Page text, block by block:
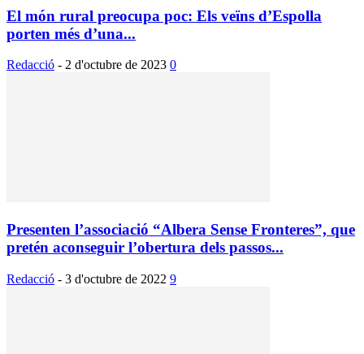
El món rural preocupa poc: Els veïns d’Espolla
porten més d’una...
Redacció - 2 d'octubre de 2023 0
Presenten l’associació “Albera Sense Fronteres”, que
pretén aconseguir l’obertura dels passos...
Redacció - 3 d'octubre de 2022 9